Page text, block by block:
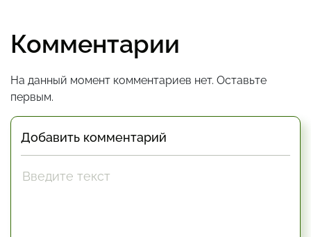
Комментарии
На данный момент комментариев нет. Оставьте
первым.
Добавить комментарий